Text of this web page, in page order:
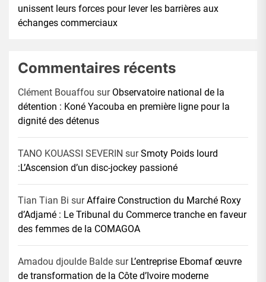
unissent leurs forces pour lever les barrières aux
échanges commerciaux
Commentaires récents
Clément Bouaffou sur Observatoire national de la
détention : Koné Yacouba en première ligne pour la
dignité des détenus
TANO KOUASSI SEVERIN surSmoty Poids lourd
:L’Ascension d’un disc-jockey passioné
Tian Tian Bi surAffaire Construction du Marché Roxy
d’Adjamé : Le Tribunal du Commerce tranche en faveur
des femmes de la COMAGOA
Amadou djoulde Balde sur L’entreprise Ebomaf œuvre
de transformation de la Côte d’Ivoire moderne